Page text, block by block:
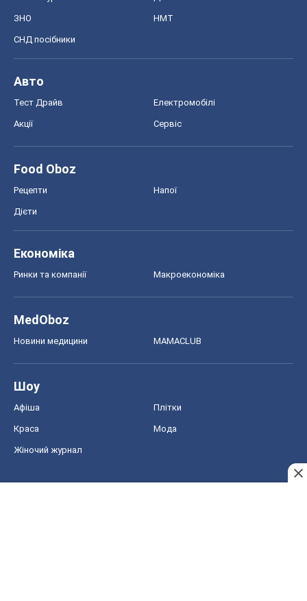
ЗНО НМТ
СНД посібники
Авто
Тест Драйв Електромобілі
Акції Сервіс
Food Oboz
Рецепти Напої
Дієти
Економіка
Ринки та компанії Макроекономіка
MedOboz
Новини медицини MAMACLUB
Шоу
Афіша Плітки
Краса Мода
Жіночий журнал